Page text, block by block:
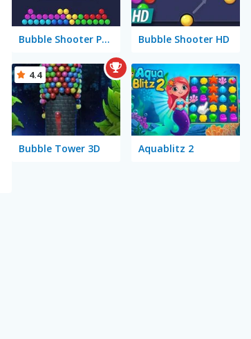
Bubble Shooter Pop Bubble Shooter HD
Bubble Tower 3D
4.4
Aquablitz 2